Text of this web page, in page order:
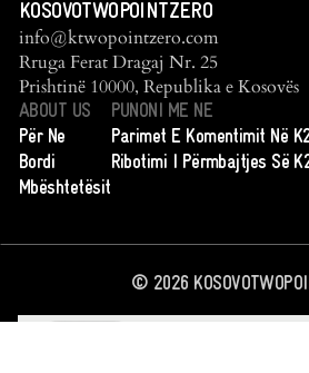
KOSOVOTWOPOINTZERO
info@ktwopointzero.com
Rruga Ferat Dragaj Nr. 25
Prishtinë 10000, Republika e Kosovës
ABOUT US
Për Ne
Bordi
Mbështetësit
PUNONI ME NE
Parimet E Komentimit Në
Ribotimi I Përmbajtjes Së
© 2026